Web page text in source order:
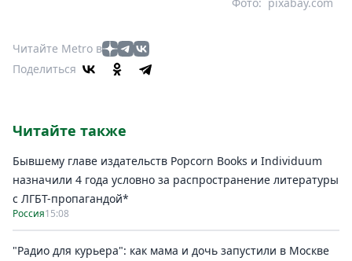
pixabay.com
Фото:
Читайте Metro в
Поделиться
Читайте также
Бывшему главе издательств Popcorn Books и Individuum
назначили 4 года условно за распространение литературы
с ЛГБТ-пропагандой*
Россия15:08
"Радио для курьера": как мама и дочь запустили в Москве